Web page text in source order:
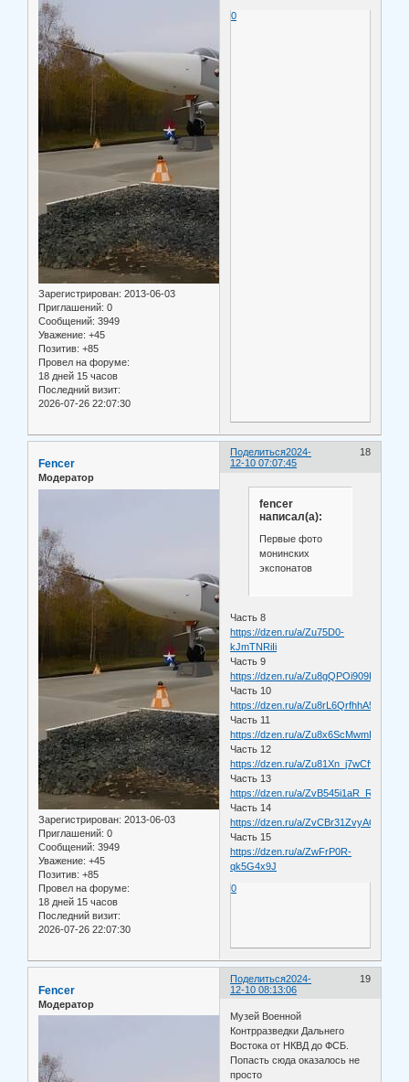
Зарегистрирован: 2013-06-03
Приглашений: 0
Сообщений: 3949
Уважение: +45
Позитив: +85
Провел на форуме:
18 дней 15 часов
Последний визит:
2026-07-26 22:07:30
0
Поделиться 18
2024-
12-10 07:07:45
Fencer
Модератор
Зарегистрирован: 2013-06-03
Приглашений: 0
Сообщений: 3949
Уважение: +45
Позитив: +85
Провел на форуме:
18 дней 15 часов
Последний визит:
2026-07-26 22:07:30
fencer
написал(а):
Первые фото
монинских
экспонатов
Часть 8
https://dzen.ru/a/Zu75D0-
kJmTNRiIi
Часть 9
https://dzen.ru/a/Zu8gQPOi909RTqRM
Часть 10
https://dzen.ru/a/Zu8rL6QrfhhA5dK1
Часть 11
https://dzen.ru/a/Zu8x6ScMwmIGhtT3
Часть 12
https://dzen.ru/a/Zu81Xn_j7wCfvBn4
Часть 13
https://dzen.ru/a/ZvB545i1aR_RQbgn
Часть 14
https://dzen.ru/a/ZvCBr31ZvyAQPr1Y
Часть 15
https://dzen.ru/a/ZwFrP0R-
qk5G4x9J
0
Поделиться 19
2024-
12-10 08:13:06
Fencer
Модератор
Музей Военной
Контрразведки Дальнего
Востока от НКВД до ФСБ.
Попасть сюда оказалось не
просто